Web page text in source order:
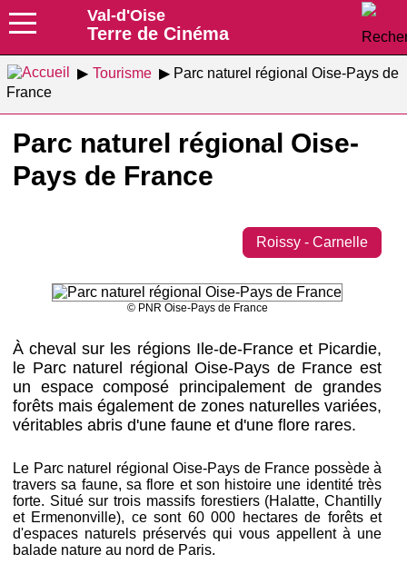
Val-d'Oise
Terre de Cinéma
Tourisme
Parc naturel régional Oise-Pays de
France
Parc naturel régional Oise-
Pays de France
Roissy - Carnelle
© PNR Oise-Pays de France
À cheval sur les régions Ile-de-France et Picardie,
le Parc naturel régional Oise-Pays de France est
un espace composé principalement de grandes
forêts mais également de zones naturelles variées,
véritables abris d'une faune et d'une flore rares.
Le Parc naturel régional Oise-Pays de France possède à
travers sa faune, sa flore et son histoire une identité très
forte. Situé sur trois massifs forestiers (Halatte, Chantilly
et Ermenonville), ce sont 60 000 hectares de forêts et
d'espaces naturels préservés qui vous appellent à une
balade nature au nord de Paris.